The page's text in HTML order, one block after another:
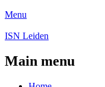
Menu
ISN Leiden
Main menu